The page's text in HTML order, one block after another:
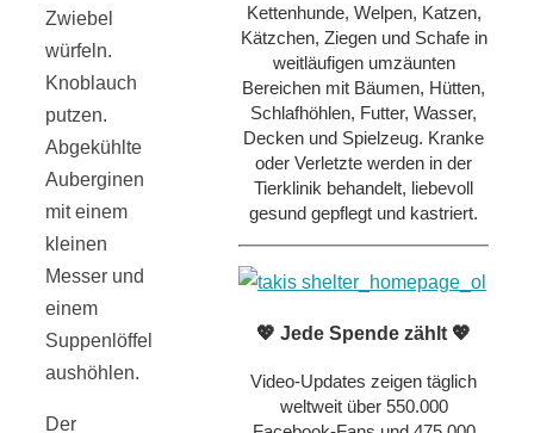
Zwiebel
würfeln.
Knoblauch
putzen.
Abgekühlte
Auberginen
mit einem
kleinen
Messer und
einem
Suppenlöffel
aushöhlen.
Der
Kettenhunde, Welpen, Katzen,
Kätzchen, Ziegen und Schafe in
weitläufigen umzäunten
Bereichen mit Bäumen, Hütten,
Schlafhöhlen, Futter, Wasser,
Decken und Spielzeug. Kranke
oder Verletzte werden in der
Tierklinik behandelt, liebevoll
gesund gepflegt und kastriert.
💖 Jede Spende zählt 💖
Video-Updates zeigen täglich
weltweit über 550.000